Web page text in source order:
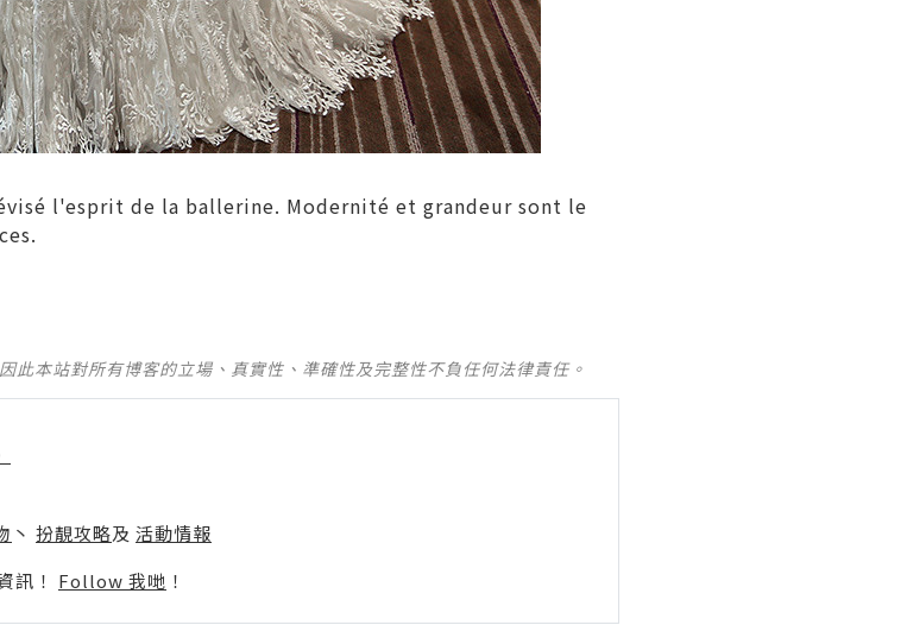
l'esprit de la ballerine. Modernité et grandeur sont le
此本站對所有博客的立場、真實性、準確性及完整性不負任何法律責任。
丶 扮靚攻略及 活動情報
訊！ Follow 我哋 ！